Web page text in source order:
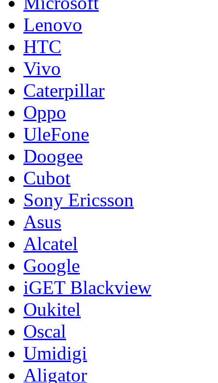
Lenovo
HTC
Vivo
Caterpillar
Oppo
UleFone
Doogee
Cubot
Sony Ericsson
Asus
Alcatel
Google
iGET Blackview
Oukitel
Oscal
Umidigi
Aligator